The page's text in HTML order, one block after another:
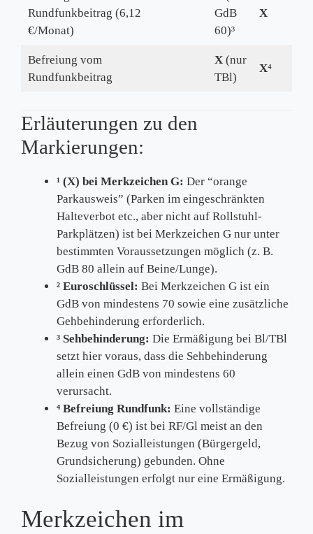
Rundfunkbeitrag (6,12
€/Monat)
GdB
60)³
X
Befreiung vom
Rundfunkbeitrag
X(nur
TBl)
X⁴
Erläuterungen zu den
Markierungen:
¹ (X) bei Merkzeichen G: Der “orange
Parkausweis” (Parken im eingeschränkten
Halteverbot etc., aber nicht auf Rollstuhl-
Parkplätzen) ist bei Merkzeichen G nur unter
bestimmten Voraussetzungen möglich (z. B.
GdB 80 allein auf Beine/Lunge).
² Euroschlüssel: Bei Merkzeichen G ist ein
GdB von mindestens 70 sowie eine zusätzliche
Gehbehinderung erforderlich.
³ Sehbehinderung: Die Ermäßigung bei Bl/TBl
setzt hier voraus, dass die Sehbehinderung
allein einen GdB von mindestens 60
verursacht.
⁴ Befreiung Rundfunk: Eine vollständige
Befreiung (0 €) ist bei RF/Gl meist an den
Bezug von Sozialleistungen (Bürgergeld,
Grundsicherung) gebunden. Ohne
Sozialleistungen erfolgt nur eine Ermäßigung.
Merkzeichen im